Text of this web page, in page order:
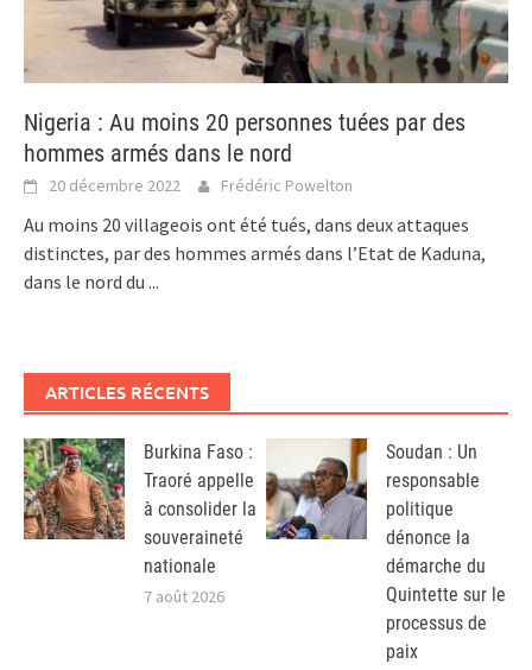
Nigeria : Au moins 20 personnes tuées par des
hommes armés dans le nord
20 décembre 2022 Frédéric Powelton
Au moins 20 villageois ont été tués, dans deux attaques
distinctes, par des hommes armés dans l’Etat de Kaduna,
dans le nord du ...
ARTICLES RÉCENTS
Burkina Faso :
Traoré appelle
à consolider la
souveraineté
nationale
7 août 2026
Soudan : Un
responsable
politique
dénonce la
démarche du
Quintette sur le
processus de
paix